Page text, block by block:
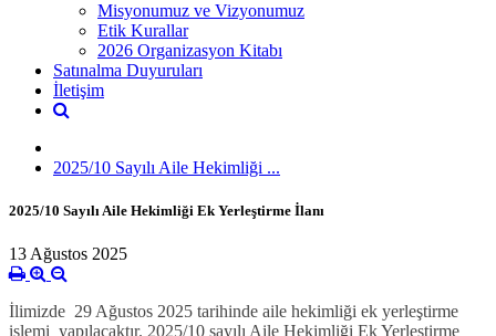
Misyonumuz ve Vizyonumuz
Etik Kurallar
2026 Organizasyon Kitabı
Satınalma Duyuruları
İletişim
2025/10 Sayılı Aile Hekimliği ...
2025/10 Sayılı Aile Hekimliği Ek Yerleştirme İlanı
13 Ağustos 2025
İlimizde 29 Ağustos 2025 tarihinde aile hekimliği ek yerleştirme
işlemi yapılacaktır. 2025/10 sayılı Aile Hekimliği Ek Yerleştirme